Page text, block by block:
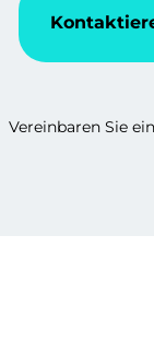
Vereinbaren Sie